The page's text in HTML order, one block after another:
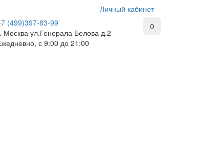
Личный кабинет
(499)397-83-99
Москва ул.Генерала Белова д.2
с 9:00 до 21:00
0